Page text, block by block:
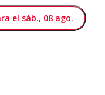
el sáb., 08 ago.